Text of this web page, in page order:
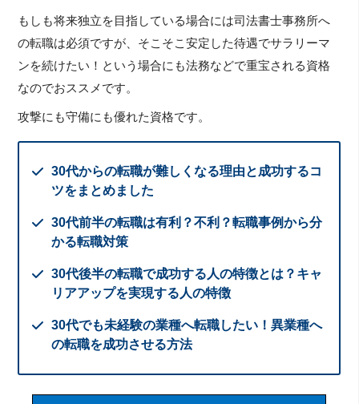
もしも将来独立を目指している場合には司法書士事務所へ
の転職は必須ですが、そこそこ安定した待遇でサラリーマ
ンを続けたい！という場合にも法務などで重宝される資格
なのでおススメです。
攻撃にも守備にも優れた資格です。
30代からの転職が難しくなる理由と成功するコ
ツをまとめました
30代前半の転職は有利？不利？転職事例から分
かる転職対策
30代後半の転職で成功する人の特徴とは？キャ
リアアップを実現する人の特徴
30代でも未経験の業種へ転職したい！異業種へ
の転職を成功させる方法